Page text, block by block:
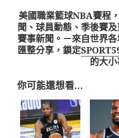
美國職業籃球NBA賽程
聞、球員動態、季後賽
賽事新聞。－來自世界
匯整分享，鎖定
的大小
你可能還想看…